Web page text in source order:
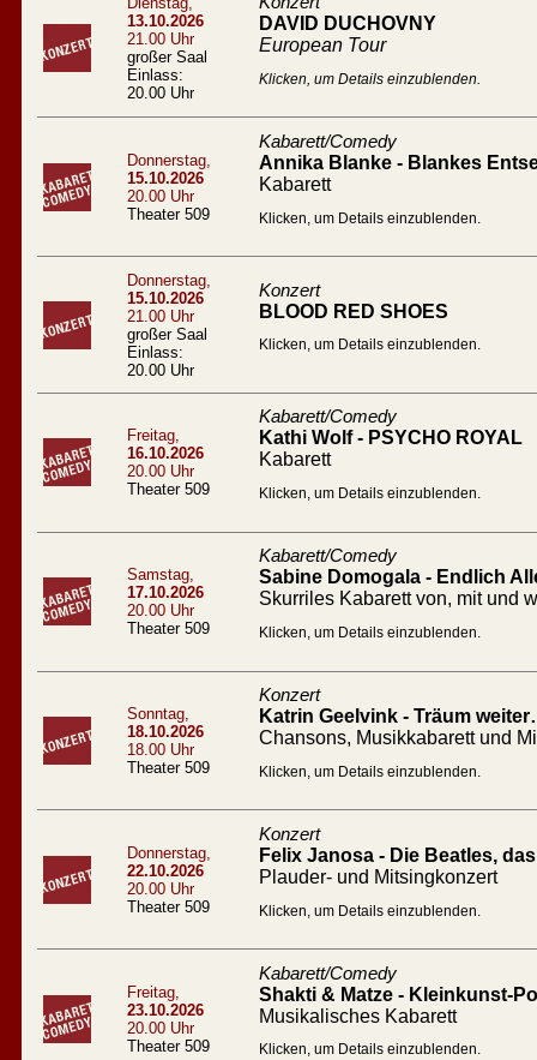
13.10.2026
21.00 Uhr
großer Saal
Einlass:
20.00 Uhr
DAVID DUCHOVNY
European Tour
Klicken, um Details einzublenden.
Donnerstag,
15.10.2026
20.00 Uhr
Theater 509
Kabarett/Comedy
Annika Blanke - Blankes
Kabarett
Klicken, um Details einzublenden.
Donnerstag,
15.10.2026
21.00 Uhr
großer Saal
Einlass:
20.00 Uhr
Konzert
BLOOD RED SHOES
Klicken, um Details einzublenden.
Freitag,
16.10.2026
20.00 Uhr
Theater 509
Kabarett/Comedy
Kathi Wolf - PSYCHO ROYAL
Kabarett
Klicken, um Details einzublenden.
Samstag,
17.10.2026
20.00 Uhr
Theater 509
Kabarett/Comedy
Sabine Domogala - Endlich
Skurriles Kabarett von, mit und
Klicken, um Details einzublenden.
Sonntag,
18.10.2026
18.00 Uhr
Theater 509
Konzert
Katrin Geelvink - Träum
Chansons, Musikkabarett und
Klicken, um Details einzublenden.
Donnerstag,
22.10.2026
20.00 Uhr
Theater 509
Konzert
Felix Janosa - Die Beatles,
Plauder- und Mitsingkonzert
Klicken, um Details einzublenden.
Freitag,
23.10.2026
20.00 Uhr
Theater 509
Kabarett/Comedy
Shakti & Matze - Kleinkunst-
Musikalisches Kabarett
Klicken, um Details einzublenden.